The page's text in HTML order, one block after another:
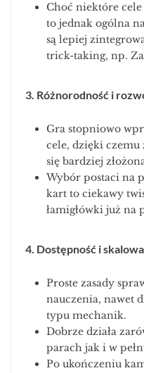
Choć niektóre cele
to jednak ogólna
są lepiej
trick-taking, np.
3. Różnorodność i
Gra stopniowo
cele, dzięki czemu
się bardziej
Wybór postaci na
kart to ciekawy
łamigłówki już na
4. Dostępność i
Proste zasady
nauczenia, nawet
typu mechanik.
Dobrze działa
parach jak i w
Po ukończeniu